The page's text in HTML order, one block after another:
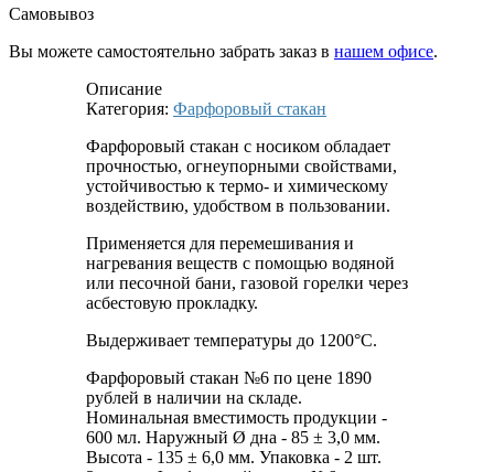
Самовывоз
Вы можете самостоятельно забрать заказ в нашем офисе.
Описание
Категория: Фарфоровый стакан
Фарфоровый стакан с носиком обладает
прочностью, огнеупорными свойствами,
устойчивостью к термо- и химическому
воздействию, удобством в пользовании.
Применяется для перемешивания и
нагревания веществ с помощью водяной
или песочной бани, газовой горелки через
асбестовую прокладку.
Выдерживает температуры до 1200°С.
Фарфоровый стакан №6 по цене 1890
рублей в наличии на складе.
Номинальная вместимость продукции -
600 мл. Наружный Ø дна - 85 ± 3,0 мм.
Высота - 135 ± 6,0 мм. Упаковка - 2 шт.